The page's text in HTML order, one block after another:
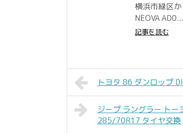
横浜市緑区
NEOVA AD0...
記事を読む
トヨタ 86 ダンロップ
ジープ ラングラー トー
285/70R17 タイヤ交換